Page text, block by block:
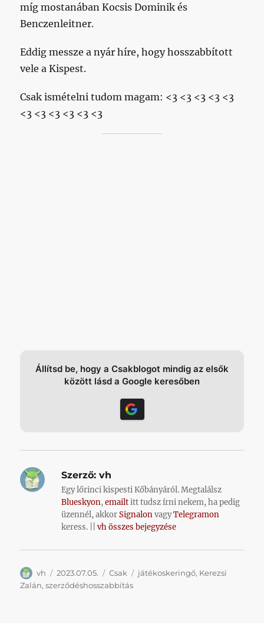
míg mostanában Kocsis Dominik és
Benczenleitner.
Eddig messze a nyár híre, hogy hosszabbított
vele a Kispest.
Csak ismételni tudom magam: <3 <3 <3 <3 <3
<3 <3 <3 <3 <3 <3
Állítsd be, hogy a Csakblogot mindig az elsők
között lásd a Google keresőben
Szerző: vh
Egy lőrinci kispesti Kőbányáról. Megtalálsz
Blueskyon,emailtitt tudsz írni nekem, ha pedig
üzennél, akkorSignalonvagyTelegramon
keress. ||vh összes bejegyzése
Szerző
vh Közzétéve
2023.07.05. Kategória
Csak Címke
játékoskeringő, Kerezsi
Zalán,szerződéshosszabbítás